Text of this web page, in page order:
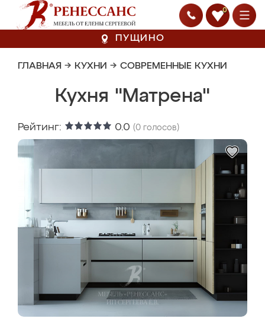
0
ПУЩИНО
ГЛАВНАЯ → КУХНИ → СОВРЕМЕННЫЕ КУХНИ
Кухня "Матрена"
Рейтинг: 0.0 (0 голосов)